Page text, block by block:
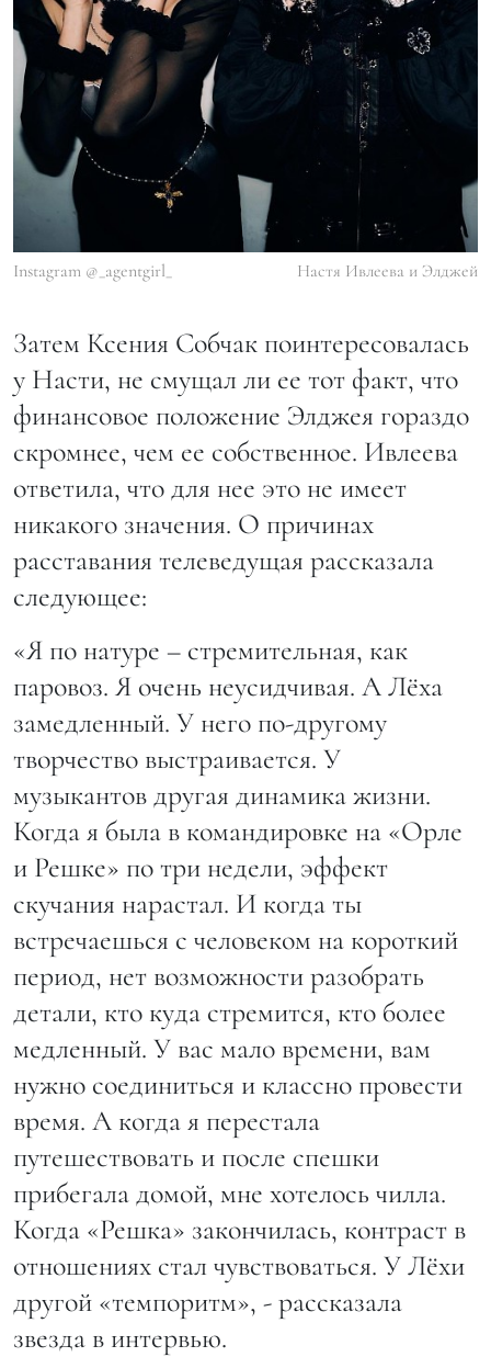
Instagram @_agentgirl_ Настя Ивлеева и Элджей
Затем Ксения Собчак поинтересовалась
у Насти, не смущал ли ее тот факт, что
финансовое положение Элджея гораздо
скромнее, чем ее собственное. Ивлеева
ответила, что для нее это не имеет
никакого значения. О причинах
расставания телеведущая рассказала
следующее:
«Я по натуре – стремительная, как
паровоз. Я очень неусидчивая. А Лёха
замедленный. У него по-другому
творчество выстраивается. У
музыкантов другая динамика жизни.
Когда я была в командировке на «Орле
и Решке» по три недели, эффект
скучания нарастал. И когда ты
встречаешься с человеком на короткий
период, нет возможности разобрать
детали, кто куда стремится, кто более
медленный. У вас мало времени, вам
нужно соединиться и классно провести
время. А когда я перестала
путешествовать и после спешки
прибегала домой, мне хотелось чилла.
Когда «Решка» закончилась, контраст в
отношениях стал чувствоваться. У Лёхи
другой «темпоритм», - рассказала
звезда в интервью.